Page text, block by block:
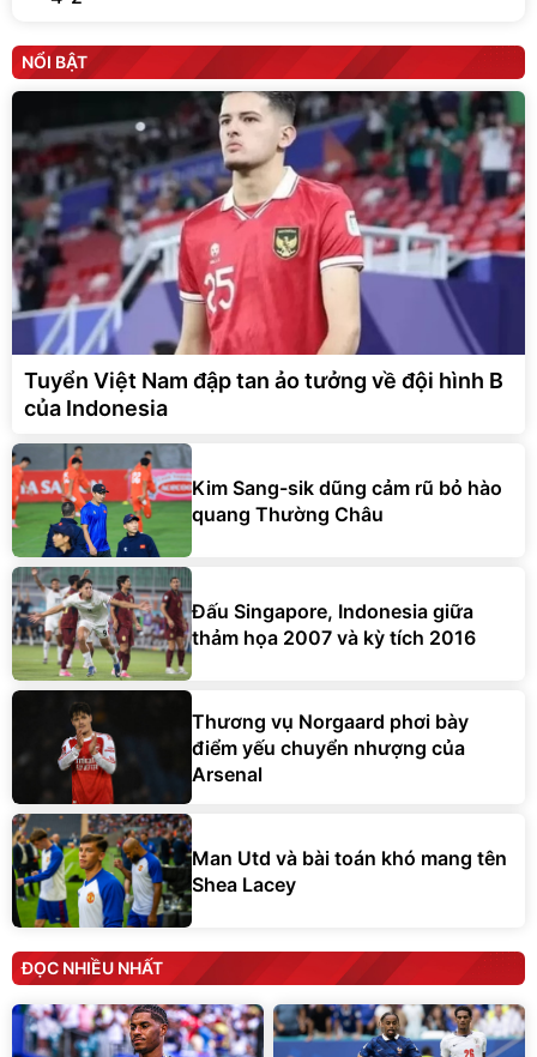
NỔI BẬT
Tuyển Việt Nam đập tan ảo tưởng về đội hình B
của Indonesia
Kim Sang-sik dũng cảm rũ bỏ hào
quang Thường Châu
Đấu Singapore, Indonesia giữa
thảm họa 2007 và kỳ tích 2016
Thương vụ Norgaard phơi bày
điểm yếu chuyển nhượng của
Arsenal
Man Utd và bài toán khó mang tên
Shea Lacey
ĐỌC NHIỀU NHẤT